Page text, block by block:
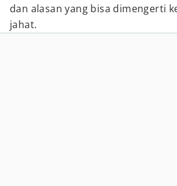
dan alasan yang bisa dimengerti
jahat.